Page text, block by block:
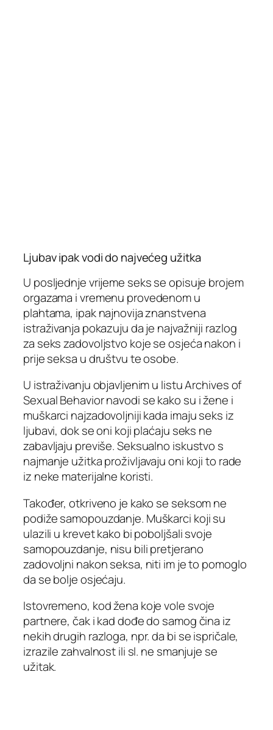
Ljubav ipak vodi do najvećeg užitka
U posljednje vrijeme seks se opisuje brojem
orgazama i vremenu provedenom u
plahtama, ipak najnovija znanstvena
istraživanja pokazuju da je najvažniji razlog
za seks zadovoljstvo koje se osjeća nakon i
prije seksa u društvu te osobe.
U istraživanju objavljenim u listu Archives of
Sexual Behavior navodi se kako su i žene i
muškarci najzadovoljniji kada imaju seks iz
ljubavi, dok se oni koji plaćaju seks ne
zabavljaju previše. Seksualno iskustvo s
najmanje užitka proživljavaju oni koji to rade
iz neke materijalne koristi.
Također, otkriveno je kako se seksom ne
podiže samopouzdanje. Muškarci koji su
ulazili u krevet kako bi poboljšali svoje
samopouzdanje, nisu bili pretjerano
zadovoljni nakon seksa, niti im je to pomoglo
da se bolje osjećaju.
Istovremeno, kod žena koje vole svoje
partnere, čak i kad dođe do samog čina iz
nekih drugih razloga, npr. da bi se ispričale,
izrazile zahvalnost ili sl. ne smanjuje se
užitak.